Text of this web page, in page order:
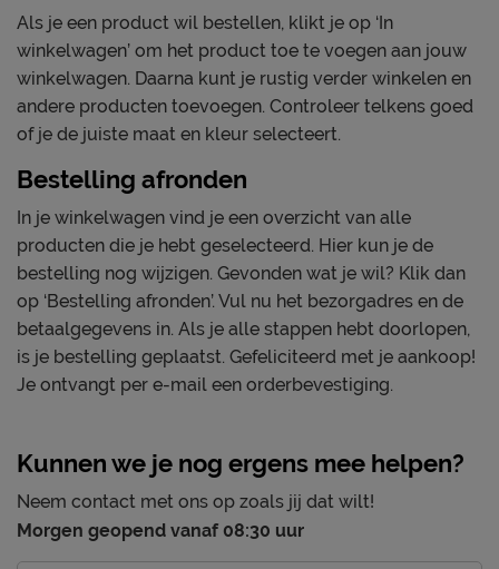
Als je een product wil bestellen, klikt je op ‘In
winkelwagen’ om het product toe te voegen aan jouw
winkelwagen. Daarna kunt je rustig verder winkelen en
andere producten toevoegen. Controleer telkens goed
of je de juiste maat en kleur selecteert.
Bestelling afronden
In je winkelwagen vind je een overzicht van alle
producten die je hebt geselecteerd. Hier kun je de
bestelling nog wijzigen. Gevonden wat je wil? Klik dan
op ‘Bestelling afronden’. Vul nu het bezorgadres en de
betaalgegevens in. Als je alle stappen hebt doorlopen,
is je bestelling geplaatst. Gefeliciteerd met je aankoop!
Je ontvangt per e-mail een orderbevestiging.
Kunnen we je nog ergens mee helpen?
Neem contact met ons op zoals jij dat wilt!
Morgen geopend vanaf 08:30 uur